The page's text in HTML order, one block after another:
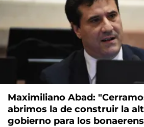
Maximiliano Abad:
abrimos la de construir la
gobierno para los